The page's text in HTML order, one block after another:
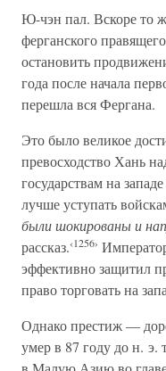
Ю-чэн пал. Вскоре то
ферганского
остановить
года после начала
перешла вся Фергана.
Это было великое
превосходство Хань
государствам на
лучше уступать
были шокированы и
рассказ.‹1256›
эффективно защитил
право торговать на
Однако престиж —
умер в 87 году до н. э.